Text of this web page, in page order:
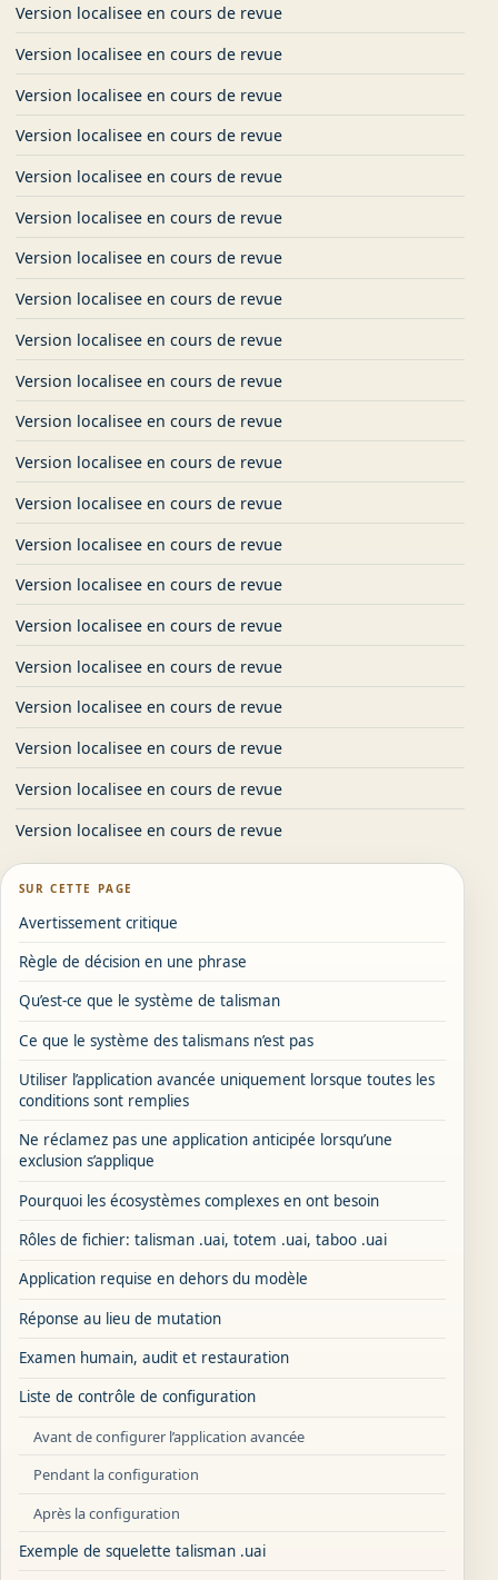
Version localisee en cours de revue
Version localisee en cours de revue
Version localisee en cours de revue
Version localisee en cours de revue
Version localisee en cours de revue
Version localisee en cours de revue
Version localisee en cours de revue
Version localisee en cours de revue
Version localisee en cours de revue
Version localisee en cours de revue
Version localisee en cours de revue
Version localisee en cours de revue
Version localisee en cours de revue
Version localisee en cours de revue
Version localisee en cours de revue
Version localisee en cours de revue
Version localisee en cours de revue
Version localisee en cours de revue
Version localisee en cours de revue
Version localisee en cours de revue
Version localisee en cours de revue
SUR CETTE PAGE
Avertissement critique
Règle de décision en une phrase
Qu’est-ce que le système de talisman
Ce que le système des talismans n’est pas
Utiliser l’application avancée uniquement lorsque toutes les
conditions sont remplies
Ne réclamez pas une application anticipée lorsqu’une
exclusion s’applique
Pourquoi les écosystèmes complexes en ont besoin
Rôles de fichier: talisman .uai, totem .uai, taboo .uai
Application requise en dehors du modèle
Réponse au lieu de mutation
Examen humain, audit et restauration
Liste de contrôle de configuration
Avant de configurer l’application avancée
Pendant la configuration
Après la configuration
Exemple de squelette talisman .uai